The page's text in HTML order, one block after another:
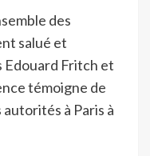
des
salué et
Edouard Fritch et
témoigne de
à Paris à